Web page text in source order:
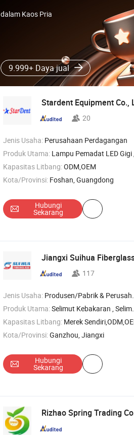
dalam Kaos Pria
9.999+ Daya jual
Stardent Equipment Co.,
20
Jenis Usaha: Perusahaan Perdagangan
Produk Utama: Lampu Pemadat LED Gigi , Mahkota Gigi Anak , Bur Diamond , Pita Matriks , File Endo
Kapasitas Litbang:ODM,OEM
Kota/Provinsi: Foshan, Guangdong
Hubungi
Sekarang
Jiangxi Suihua
117
Jenis Usaha: Produsen/Pabrik & Perusahaan Dagang
Produk Utama:Selimut Kebakaran , Selimut Kebakaran EV , Selimut Las , Jubah Tahan Api , Pita Serat Kaca
Kapasitas Litbang: Merek
Kota/Provinsi:Ganzhou, Jiangxi
Hubungi
Sekarang
Rizhao Spring Trading